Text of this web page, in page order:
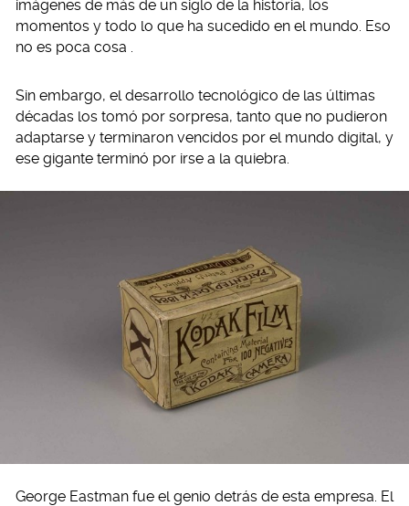
imágenes de más de un siglo de la historia, los
momentos y todo lo que ha sucedido en el mundo. Eso
no es poca cosa .
Sin embargo, el desarrollo tecnológico de las últimas
décadas los tomó por sorpresa, tanto que no pudieron
adaptarse y terminaron vencidos por el mundo digital, y
ese gigante terminó por irse a la quiebra.
George Eastman fue el genio detrás de esta empresa. El